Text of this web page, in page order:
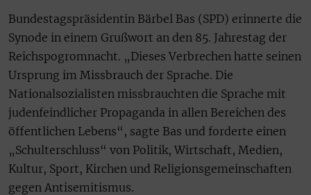
Bundestagspräsidentin Bärbel Bas (SPD) erinnerte die
Synode in einem Grußwort an den 85. Jahrestag der
Reichspogromnacht. „Dieses Verbrechen hatte seinen
Ursprung im Missbrauch der Sprache. Die
Nationalsozialisten missbrauchten die Sprache mit
judenfeindlicher Propaganda in allen Bereichen des
öffentlichen Lebens“, sagte Bas und forderte einen
„Schulterschluss“ von Politik, Wirtschaft, Medien,
Kultur, Sport, Kirchen und Religionsgemeinschaften
gegen Antisemitismus.